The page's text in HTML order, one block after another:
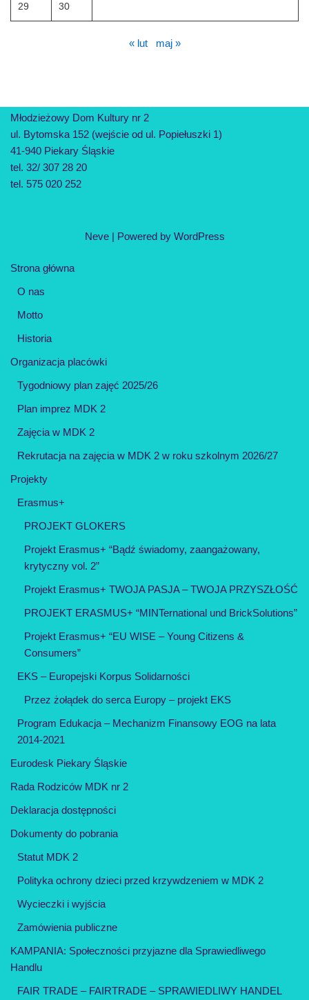
29 30
« lut maj »
Młodzieżowy Dom Kultury nr 2
ul. Bytomska 152 (wejście od ul. Popiełuszki 1)
41-940 Piekary Śląskie
tel. 32/ 307 28 20
tel. 575 020 252
Neve| Powered by WordPress
Strona główna
O nas
Motto
Historia
Organizacja placówki
Tygodniowy plan zajęć 2025/26
Plan imprez MDK 2
Zajęcia w MDK 2
Rekrutacja na zajęcia w MDK 2 w roku szkolnym 2026/27
Projekty
Erasmus+
PROJEKT GLOKERS
Projekt Erasmus+ “Bądź świadomy, zaangażowany,
krytyczny vol. 2”
Projekt Erasmus+ TWOJA PASJA – TWOJA PRZYSZŁOŚĆ
PROJEKT ERASMUS+ “MINTernational und BrickSolutions”
Projekt Erasmus+ “EU WISE – Young Citizens &
Consumers”
EKS – Europejski Korpus Solidarności
Przez żołądek do serca Europy – projekt EKS
Program Edukacja – Mechanizm Finansowy EOG na lata
2014-2021
Eurodesk Piekary Śląskie
Rada Rodziców MDK nr 2
Deklaracja dostępności
Dokumenty do pobrania
Statut MDK 2
Polityka ochrony dzieci przed krzywdzeniem w MDK 2
Wycieczki i wyjścia
Zamówienia publiczne
KAMPANIA: Społeczności przyjazne dla Sprawiedliwego
Handlu
FAIR TRADE – FAIRTRADE – SPRAWIEDLIWY HANDEL